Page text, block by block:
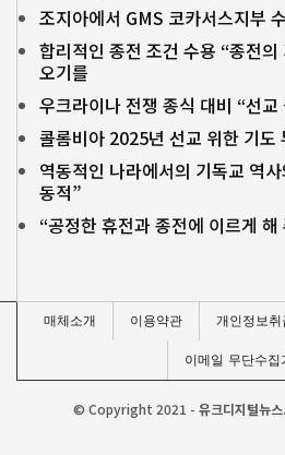
조지아에서 GMS 코카서스지부
합리적인 종전 조건 수용 “종전
오기를
우크라이나 전쟁 종식 대비 “선
콜롬비아 2025년 선교 위한 기도
역동적인 나라에서의 기독교 역
동적”
“공정한 휴전과 종전에 이르게
매체소개 이용약관 개인정보취
이메일 무단수집
© Copyright 2021 - 유크디지털뉴스.